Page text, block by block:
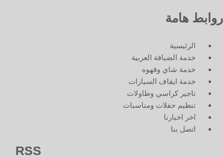
روابط هامة
الرئيسية
خدمة الضيافة العربية
خدمة شاي وقهوه
خدمة ايقاف السيارات
تاجير كراسي وطاولات
تنظيم حفلات ومناسبات
اخر اخبارنا
اتصل بنا
RSS